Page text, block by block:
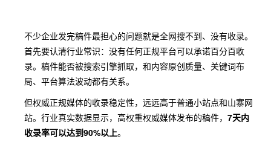
不少企业发完稿件最担心的问题就是全网搜不到、没有收录。
首先要认清行业常识：没有任何正规平台可以承诺百分百收
录。稿件能否被搜索引擎抓取，和内容原创质量、关键词布
局、平台算法波动都有关系。
但权威正规媒体的收录稳定性，远远高于普通小站点和山寨网
站。行业真实数据显示，高权重权威媒体发布的稿件， 7天内
收录率可以达到90%以上。